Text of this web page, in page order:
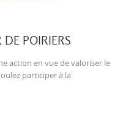
POIRIERS
action en vue de valoriser le
participer à la